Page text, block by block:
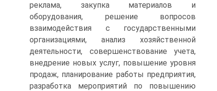
реклама, закупка материалов и
оборудования, решение вопросов
взаимодействия с государственными
организациями, анализ хозяйственной
деятельности, совершенствование учета,
внедрение новых услуг, повышение уровня
продаж, планирование работы предприятия,
разработка мероприятий по повышению